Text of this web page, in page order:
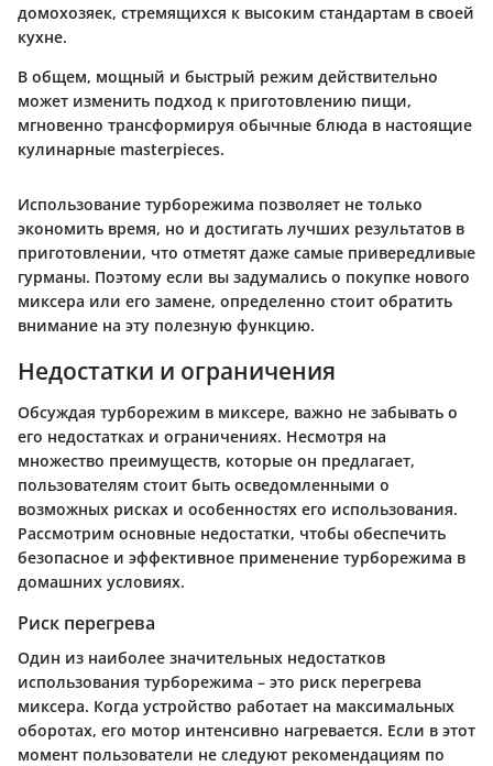
домохозяек, стремящихся к высоким стандартам в своей
кухне.
В общем, мощный и быстрый режим действительно
может изменить подход к приготовлению пищи,
мгновенно трансформируя обычные блюда в настоящие
кулинарные masterpieces.
Использование турборежима позволяет не только
экономить время, но и достигать лучших результатов в
приготовлении, что отметят даже самые привередливые
гурманы. Поэтому если вы задумались о покупке нового
миксера или его замене, определенно стоит обратить
внимание на эту полезную функцию.
Недостатки и ограничения
Обсуждая турборежим в миксере, важно не забывать о
его недостатках и ограничениях. Несмотря на
множество преимуществ, которые он предлагает,
пользователям стоит быть осведомленными о
возможных рисках и особенностях его использования.
Рассмотрим основные недостатки, чтобы обеспечить
безопасное и эффективное применение турборежима в
домашних условиях.
Риск перегрева
Один из наиболее значительных недостатков
использования турборежима – это риск перегрева
миксера. Когда устройство работает на максимальных
оборотах, его мотор интенсивно нагревается. Если в этот
момент пользователи не следуют рекомендациям по